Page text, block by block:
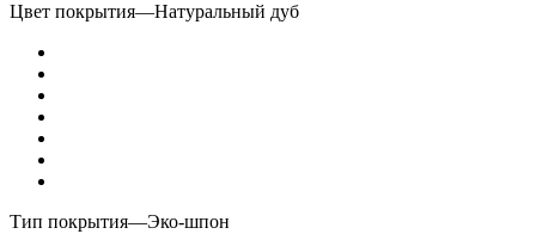
Цвет покрытия—Натуральный дуб
Тип покрытия—Эко-шпон